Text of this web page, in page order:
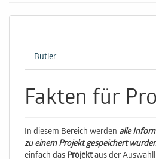
Butler
Fakten für
In diesem Bereich werden alle
zu einem Projekt gespeichert
einfach das Projektaus der